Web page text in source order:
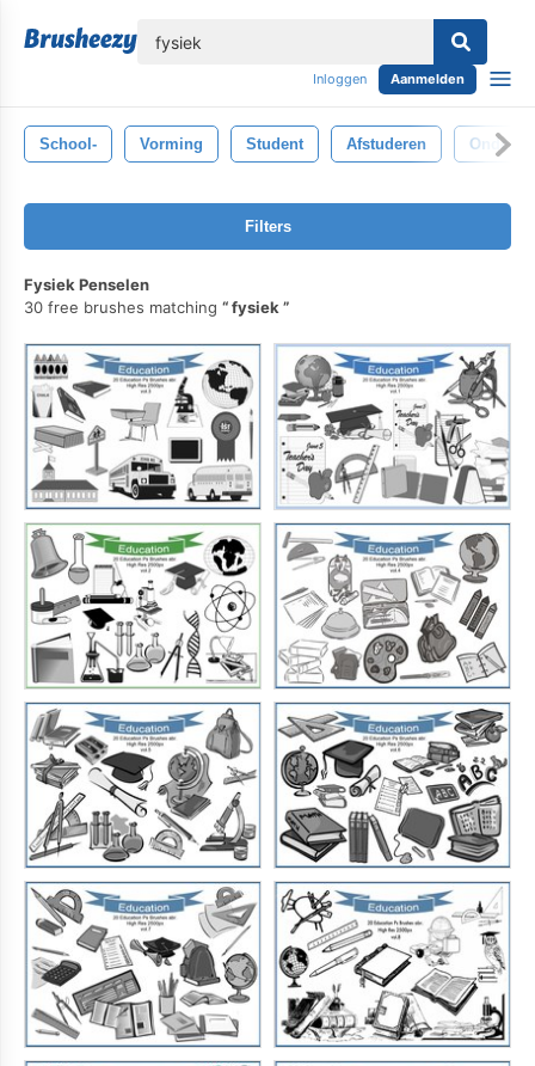
Inloggen Aanmelden
School- Vorming Student Afstuderen
Filters
Fysiek Penselen
30 free brushes matching
fysiek